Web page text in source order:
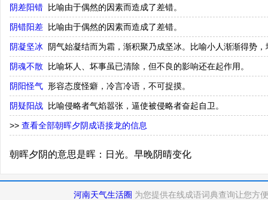
阴差阳错 比喻由于偶然的因素而造成了差错。
阴错阳差 比喻由于偶然的因素而造成了差错。
阴凝坚冰 阴气始凝结而为霜，渐积聚乃成坚冰。比喻小人渐渐得势
阴魂不散 比喻坏人、坏事虽已清除，但不良的影响还在起作用。
阴阳怪气 形容态度怪癖，冷言冷语，不可捉摸。
阴疑阳战 比喻侵略者气焰嚣张，逼使被侵略者奋起自卫。
>> 查看全部朝晖夕阴成语接龙的信息
朝晖夕阴的意思是晖：日光。早晚阴晴变化
河南天气生活圈 为您提供在线成语词典查询让您方